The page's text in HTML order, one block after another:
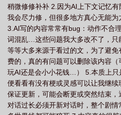
稍微修修补补 2.因为AI上下文记忆有
我会尽力修，但很多地方真心无能
3.AI写的内容常常有bug：动作不合
词混乱…这些问题我大多改不了，只
等等大多来源于看过的文，为了避
费的，真的有问题可以删除该内容
玩AI还是会小小花钱…） 5.本质上只
便看看有没有梗或灵感可以让我继
保证更新，可能会断更或突然结束，
对话过长必须开新对话时，整个剧